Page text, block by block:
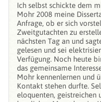
Ich selbst schickte dem
Mohr 2008 meine
Anfrage, ob er sich
Zweitgutachten zu
nächsten Tag an und
gelesen und sei
Verfügung. Noch heute
das gemeinsame
Mohr kennenlernen und
Kontakt stehen durfte.
eloquenten, geistreichen